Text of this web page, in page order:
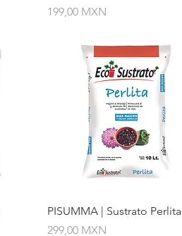
Precio
199,00 MXN
Vista rápida
PISUMMA | Sustrato Perlita
Precio
299,00 MXN